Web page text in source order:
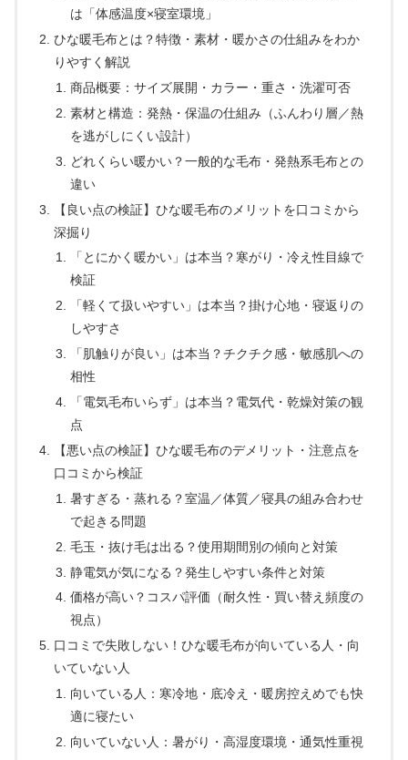
は「体感温度×寝室環境」
ひな暖毛布とは？特徴・素材・暖かさの仕組みをわか
りやすく解説
商品概要：サイズ展開・カラー・重さ・洗濯可否
素材と構造：発熱・保温の仕組み（ふんわり層／熱
を逃がしにくい設計）
どれくらい暖かい？一般的な毛布・発熱系毛布との
違い
【良い点の検証】ひな暖毛布のメリットを口コミから
深掘り
「とにかく暖かい」は本当？寒がり・冷え性目線で
検証
「軽くて扱いやすい」は本当？掛け心地・寝返りの
しやすさ
「肌触りが良い」は本当？チクチク感・敏感肌への
相性
「電気毛布いらず」は本当？電気代・乾燥対策の観
点
【悪い点の検証】ひな暖毛布のデメリット・注意点を
口コミから検証
暑すぎる・蒸れる？室温／体質／寝具の組み合わせ
で起きる問題
毛玉・抜け毛は出る？使用期間別の傾向と対策
静電気が気になる？発生しやすい条件と対策
価格が高い？コスパ評価（耐久性・買い替え頻度の
視点）
口コミで失敗しない！ひな暖毛布が向いている人・向
いていない人
向いている人：寒冷地・底冷え・暖房控えめでも快
適に寝たい
向いていない人：暑がり・高湿度環境・通気性重視